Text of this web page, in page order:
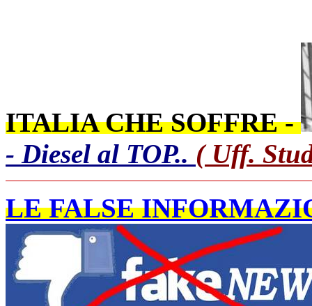
ITALIA CHE SOFFRE -
- Diesel al TOP.. ( Uff.
LE FALSE